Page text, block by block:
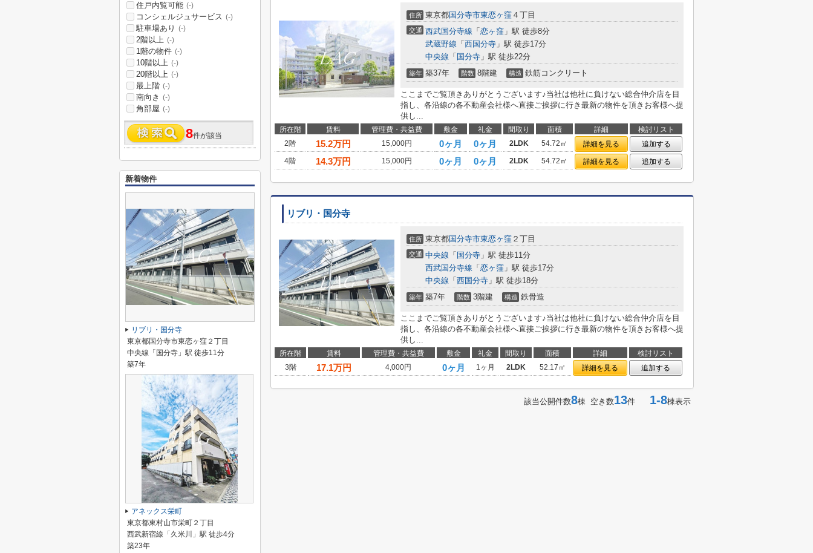
住所 東京都国分寺市東恋ヶ窪 ４丁目
交通 西武国分寺線 「 恋ヶ窪 」駅 徒歩8分
武蔵野線 「 西国分寺 」駅 徒歩17分
中央線 「 国分寺 」駅 徒歩22分
築年 築37年 階数 8階建 構造 鉄筋コンクリート
ここまでご覧頂きありがとうございます♪当社は他社に負けない総合仲介店を目
指し、各沿線の各不動産会社様へ直接ご挨拶に行き最新の物件を頂きお客様へ提
供し...
所在階 賃料 管理費・共益費 敷金 礼金 間取り 面積 詳細
検討リスト
2階
15.2万円 15,000円 0ヶ月 0ヶ月 2LDK 54.72㎡ 詳細を見る
追加する
4階
14.3万円 15,000円 0ヶ月 0ヶ月 2LDK 54.72㎡ 詳細を見る 追加する
リブリ・国分寺
住所 東京都国分寺市東恋ヶ窪 ２丁目
交通 中央線 「 国分寺 」駅 徒歩11分
西武国分寺線 「 恋ヶ窪 」駅 徒歩17分
中央線 「 西国分寺 」駅 徒歩18分
築年 築7年 階数 3階建 構造 鉄骨造
ここまでご覧頂きありがとうございます♪当社は他社に負けない総合仲介店を目
指し、各沿線の各不動産会社様へ直接ご挨拶に行き最新の物件を頂きお客様へ提
供し...
所在階 賃料 管理費・共益費 敷金 礼金 間取り 面積 詳細
検討リスト
3階
17.1万円 4,000円 0ヶ月 1ヶ月 2LDK 52.17㎡ 詳細を見る 追加する
該当公開件数8棟 空き数13件 1-8棟表示
住戸内覧可能 (-)
コンシェルジュサービス (-)
駐車場あり (-)
2階以上 (-)
1階の物件 (-)
10階以上 (-)
20階以上 (-)
最上階 (-)
南向き (-)
角部屋 (-)
8件が該当
新着物件
リブリ・国分寺
東京都国分寺市東恋ヶ窪２丁目
中央線「国分寺」駅 徒歩11分
築7年
アネックス栄町
東京都東村山市栄町２丁目
西武新宿線「久米川」駅 徒歩4分
築23年